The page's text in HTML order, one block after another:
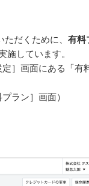
だくために、 有料
施しています。
］画面にある「有
ラン］画面）